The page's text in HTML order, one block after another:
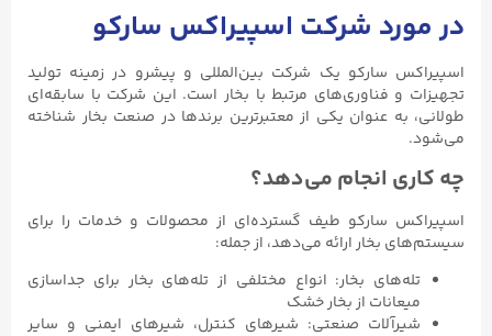
در مورد شرکت اسپیراکس سارکو
اسپیراکس سارکو یک شرکت بین‌المللی و پیشرو در زمینه تولید
تجهیزات و فناوری‌های مرتبط با بخار است. این شرکت با سابقه‌ای
طولانی، به عنوان یکی از معتبرترین برندها در صنعت بخار شناخته
می‌شود.
چه کاری انجام می‌دهد؟
اسپیراکس سارکو طیف گسترده‌ای از محصولات و خدمات را برای
سیستم‌های بخار ارائه می‌دهد، از جمله:
تله‌های بخار: انواع مختلفی از تله‌های بخار برای جداسازی
میعانات از بخار خشک
شیرآلات صنعتی: شیرهای کنترل، شیرهای ایمنی و سایر